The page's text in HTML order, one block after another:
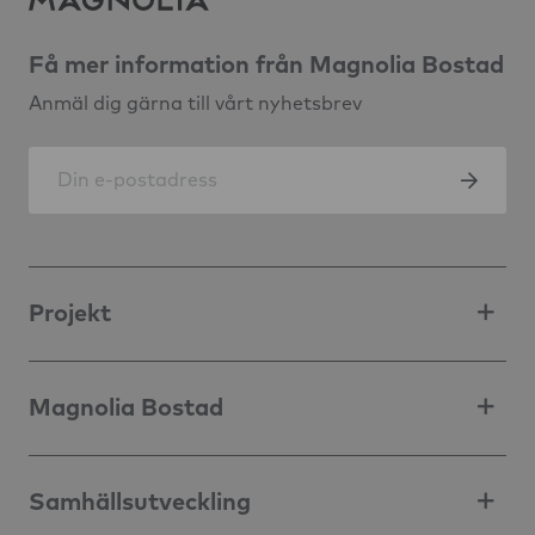
Få mer information från Magnolia Bostad
Anmäl dig gärna till vårt nyhetsbrev
Projekt
Magnolia Bostad
Samhällsutveckling